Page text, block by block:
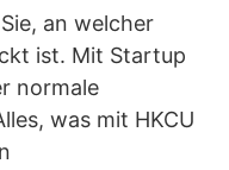
an welcher
ist. Mit Startup
normale
was mit HKCU